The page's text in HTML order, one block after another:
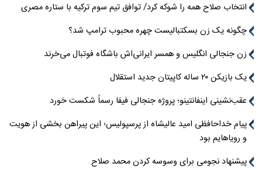
انتخاب صلاح همه را شوکه کرد/ توافق تیم سوم ترکیه با ستاره مصری
چگونه یک زن بسکتبالیست چهره محبوب ترامپ شد؟
زن جنجالی انگلیس و همسر ایرانی‌اش باشگاه فوتبال می‌خرند
یک بازیکن ۲۰ ساله کاپیتان جدید استقلال
عقب‌نشینی اینفانتینو؛ پروژه جنجالی فیفا رسماً شکست خورد
پیام خداحافظی امید عالیشاه از پرسپولیس؛ این پیراهن بخشی از هویت
و رویاهایم بود
پیشنهاد نجومی برای وسوسه کردن محمد صلاح